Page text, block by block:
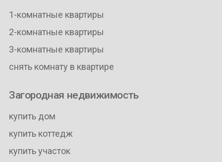
1-комнатные квартиры
2-комнатные квартиры
3-комнатные квартиры
снять комнату в квартире
Загородная недвижимость
купить дом
купить коттедж
купить участок